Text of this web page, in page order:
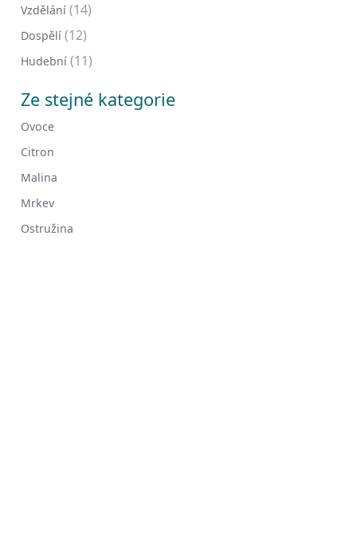
Vzdělání (14)
Dospělí (12)
Hudební (11)
Ze stejné kategorie
Ovoce
Citron
Malina
Mrkev
Ostružina